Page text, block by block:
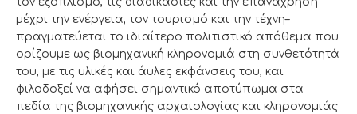
μέχρι την ενέργεια, τον τουρισμό και την τέχνη–
πραγματεύεται το ιδιαίτερο πολιτιστικό απόθεμα που
ορίζουμε ως βιομηχανική κληρονομιά στη συνθετότητά
του, με τις υλικές και άυλες εκφάνσεις του, και
φιλοδοξεί να αφήσει σημαντικό αποτύπωμα στα
πεδία της βιομηχανικής αρχαιολογίας και κληρονομιάς